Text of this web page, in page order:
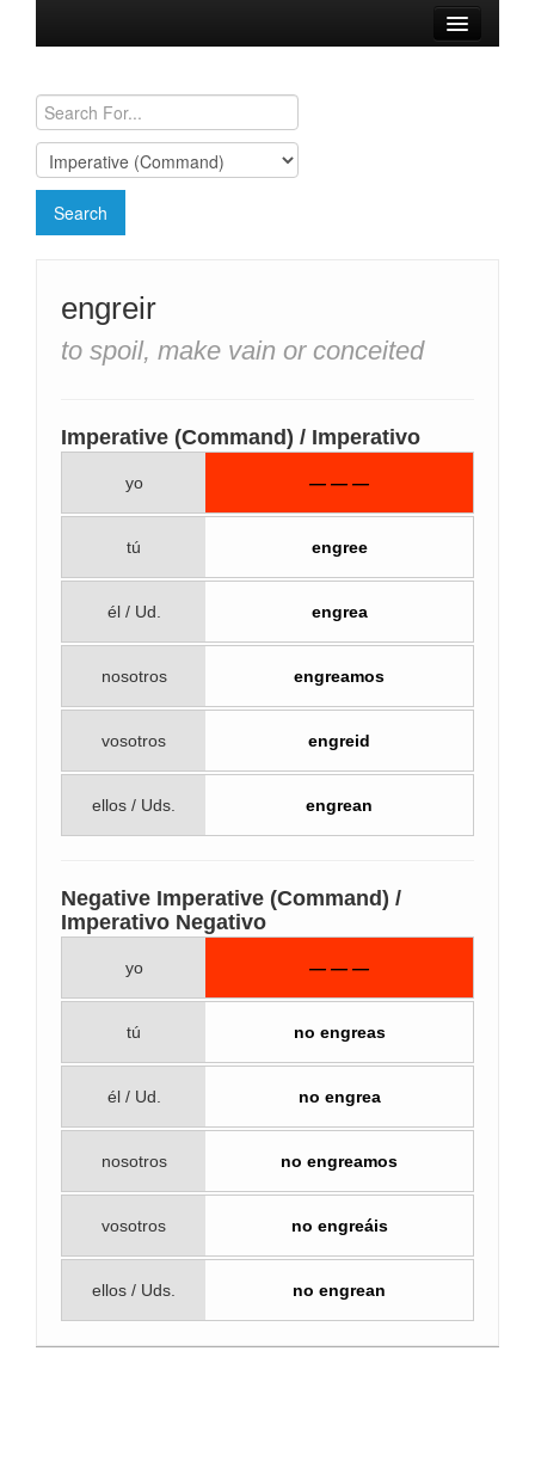
Conjugation Charts
Need a Spanish Tutor?
engreir
to spoil, make vain or conceited
Imperative (Command) / Imperativo
yo — — —
tú engree
él / Ud. engrea
nosotros engreamos
vosotros engreid
ellos / Uds. engrean
Negative Imperative (Command) /
Imperativo Negativo
yo — — —
tú no engreas
él / Ud. no engrea
nosotros no engreamos
vosotros no engreáis
ellos / Uds. no engrean